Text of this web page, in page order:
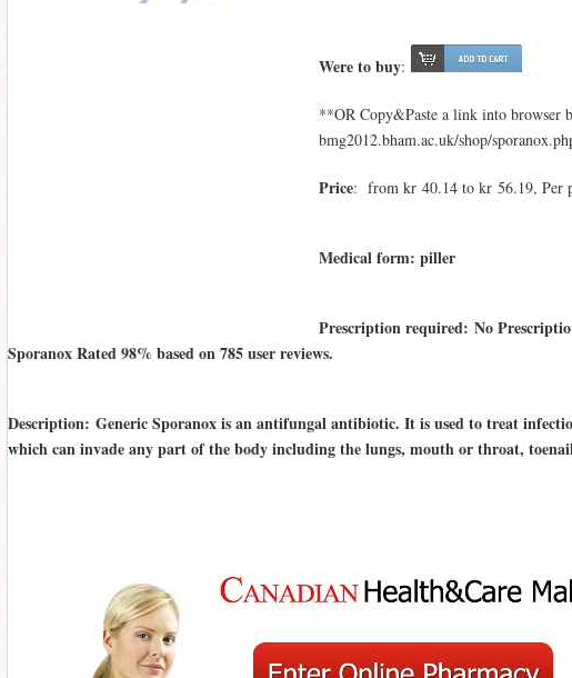
Were to buy:
**OR Copy&Paste a link into browser
bmg2012.bham.ac.uk/shop/
Price: from kr 40.14 to kr 56.19, Per
Medical form: piller
Prescription required: No
Sporanox Rated98%based on785user reviews.
Description: Generic Sporanox is an antifungal antibiotic. It is used to treat
which can invade any part of the body including the lungs, mouth or throat,